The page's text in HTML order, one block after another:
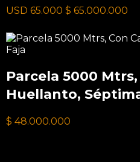
USD 65.000 $ 65.000.000
Parcela 5000
Huellanto,
$ 48.000.000